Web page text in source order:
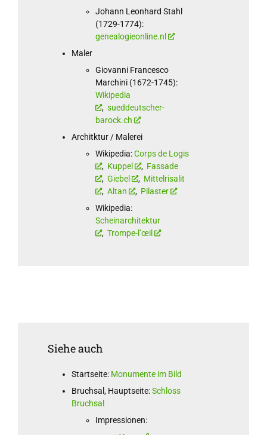
Johann Leonhard Stahl
(1729-1774):
genealogieonline.nl
Maler
Giovanni Francesco
Marchini (1672-1745):
Wikipedia
, sueddeutscher-
barock.ch
Architktur / Malerei
Wikipedia:Corps de Logis
, Kuppel , Fassade
, Giebel , Mittelrisalit
, Altan , Pilaster
Wikipedia:
Scheinarchitektur
, Trompe-l’œil
Siehe auch
Startseite: Monumente im Bild
Bruchsal, Hauptseite:Schloss
Bruchsal
Impressionen: